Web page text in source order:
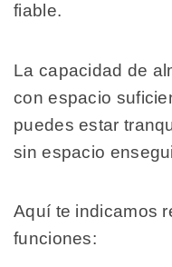
fiable.
La capacidad de
con espacio
puedes estar
sin espacio
Aquí te indicamos
funciones: